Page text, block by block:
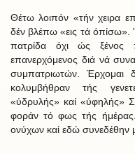
Θέτω λοιπόν «τήν χειρα
δέν βλέπω «εις τά όπίσω».
πατρίδα όχι ώς ξένος
επανερχόμενος διά νά
συμπατριωτών. Έρχομαι
κολυμβήθραν τής
«ύδρυλής» καί «ύφηλής»
φοράν τό φως τής
ονύχων καί εδώ συνεδέθην